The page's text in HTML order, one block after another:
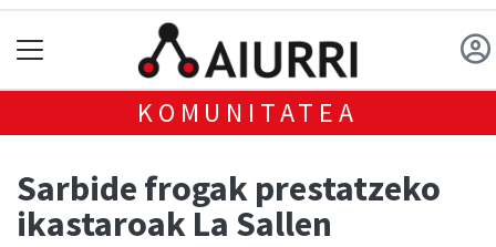
KOMUNITATEA
Sarbide frogak prestatzeko
ikastaroak La Sallen